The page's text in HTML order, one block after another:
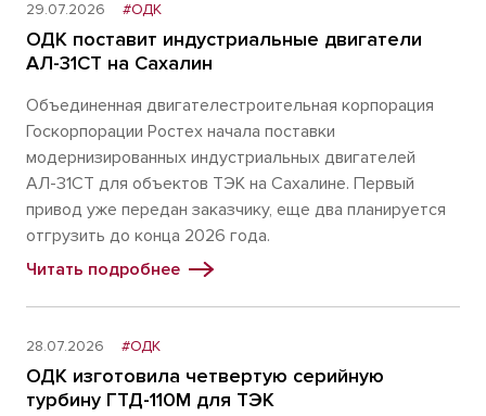
29.07.2026 #ОДК
ОДК поставит индустриальные двигатели
АЛ-31СТ на Сахалин
Объединенная двигателестроительная корпорация
Госкорпорации Ростех начала поставки
модернизированных индустриальных двигателей
АЛ-31СТ для объектов ТЭК на Сахалине. Первый
привод уже передан заказчику, еще два планируется
отгрузить до конца 2026 года.
Читать подробнее
28.07.2026 #ОДК
ОДК изготовила четвертую серийную
турбину ГТД-110М для ТЭК